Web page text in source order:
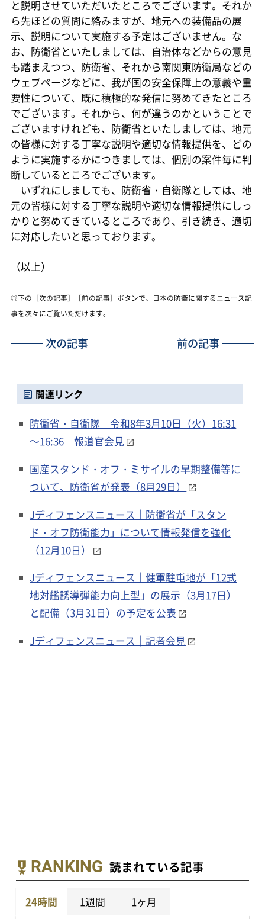
と説明させていただいたところでございます。それか
ら先ほどの質問に絡みますが、地元への装備品の展
示、説明について実施する予定はございません。な
お、防衛省といたしましては、自治体などからの意見
も踏まえつつ、防衛省、それから南関東防衛局などの
ウェブページなどに、我が国の安全保障上の意義や重
要性について、既に積極的な発信に努めてきたところ
でございます。それから、何が違うのかということで
ございますけれども、防衛省といたしましては、地元
の皆様に対する丁寧な説明や適切な情報提供を、どの
ように実施するかにつきましては、個別の案件毎に判
断しているところでございます。
いずれにしましても、防衛省・自衛隊としては、地
元の皆様に対する丁寧な説明や適切な情報提供にしっ
かりと努めてきているところであり、引き続き、適切
に対応したいと思っております。
（以上）
◎下の［次の記事］［前の記事］ボタンで、日本の防衛に関するニュース記
事を次々にご覧いただけます。
前の記事
次の記事
関連リンク
防衛省・自衛隊｜令和8年3月10日（火）16:31
～16:36｜報道官会見
国産スタンド・オフ・ミサイルの早期整備等に
ついて、防衛省が発表（8月29日）
Jディフェンスニュース｜防衛省が「スタン
ド・オフ防衛能力」について情報発信を強化
（12月10日）
Jディフェンスニュース｜健軍駐屯地が「12式
地対艦誘導弾能力向上型」の展示（3月17日）
と配備（3月31日）の予定を公表
Jディフェンスニュース｜記者会見
RANKING 読まれている記事
24時間 1週間 1ヶ月